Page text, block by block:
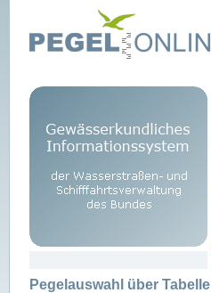
Pegelauswahl über Tabelle